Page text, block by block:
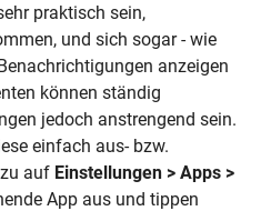
praktisch sein,
und sich sogar - wie
anzeigen
können ständig
jedoch anstrengend sein.
einfach aus- bzw.
auf Einstellungen > Apps >
App aus und tippen